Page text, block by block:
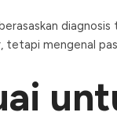
tetapi mengenal